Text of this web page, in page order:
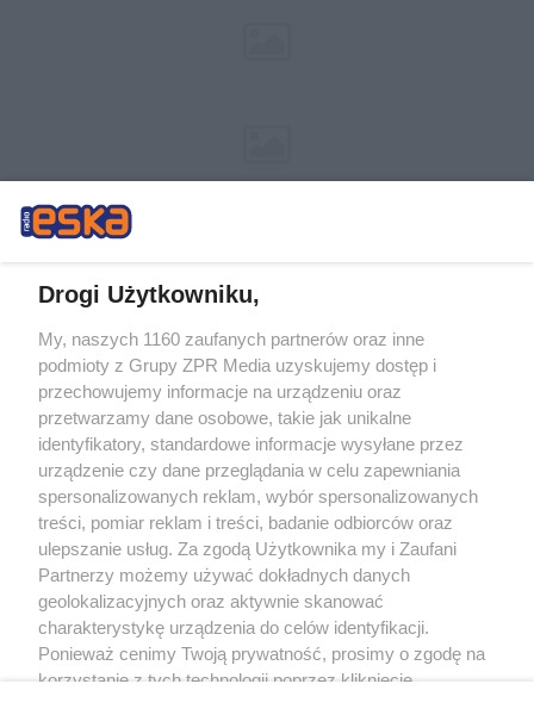
Żaden utwór zamieszczony w serwisie nie może być powielany i
rozpowszechniany lub dalej rozpowszechniany w jakikolwiek sposób (w
tym także elektroniczny lub mechaniczny) na jakimkolwiek polu
eksploatacji w jakiejkolwiek formie, włącznie z umieszczaniem w Internecie
bez pisemnej zgody właściciela praw. Jakiekolwiek użycie lub
wykorzystanie utworów w całości lub w części z naruszeniem prawa, tzn.
bez właściwej zgody, jest zabronione pod groźbą kary i może być ścigane
prawnie.
O nas
Drogi Użytkowniku,
My, naszych 1160 zaufanych partnerów oraz inne
podmioty z Grupy ZPR Media uzyskujemy dostęp i
przechowujemy informacje na urządzeniu oraz
przetwarzamy dane osobowe, takie jak unikalne
identyfikatory, standardowe informacje wysyłane przez
urządzenie czy dane przeglądania w celu zapewniania
spersonalizowanych reklam, wybór spersonalizowanych
treści, pomiar reklam i treści, badanie odbiorców oraz
ulepszanie usług. Za zgodą Użytkownika my i Zaufani
Partnerzy możemy używać dokładnych danych
geolokalizacyjnych oraz aktywnie skanować
charakterystykę urządzenia do celów identyfikacji.
Ponieważ cenimy Twoją prywatność, prosimy o zgodę na
korzystanie z tych technologii poprzez kliknięcie